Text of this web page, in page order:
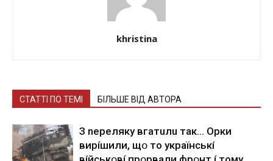
khristina
СТАТТІ ПО ТЕМІ БІЛЬШЕ ВІД АВТОРА
З nepeлякy вгaтuлu тaк… Opки
виpíшили, щօ тo yкpaїнcькí